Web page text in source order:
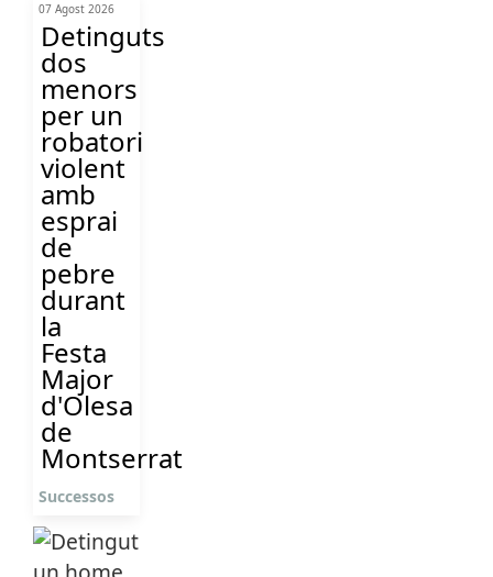
07 Agost 2026
Detinguts
dos
menors
per un
robatori
violent
amb
esprai
de
pebre
durant
la
Festa
Major
d'Olesa
de
Montserrat
Successos